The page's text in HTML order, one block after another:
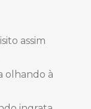
assim
olhando à